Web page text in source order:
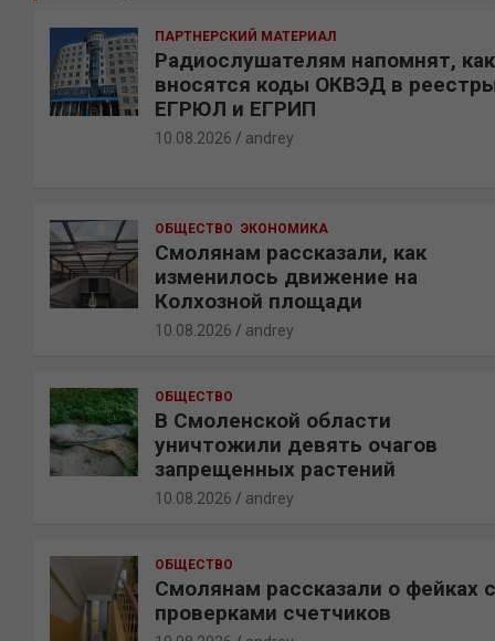
ПАРТНЕРСКИЙ МАТЕРИАЛ
Радиослушателям напомнят, как
вносятся коды ОКВЭД в
ЕГРЮЛ и ЕГРИП
10.08.2026 andrey
ОБЩЕСТВО ЭКОНОМИКА
Смолянам рассказали, как
изменилось движение на
Колхозной площади
10.08.2026 andrey
ОБЩЕСТВО
В Смоленской области
уничтожили девять очагов
запрещенных растений
10.08.2026 andrey
ОБЩЕСТВО
Смолянам рассказали о фейках с
проверками счетчиков